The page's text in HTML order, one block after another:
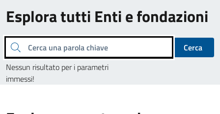
Esplora tutti Enti e fondazioni
Cerca una parola chiave
Cerca
Nessun risultato per i parametri
immessi!